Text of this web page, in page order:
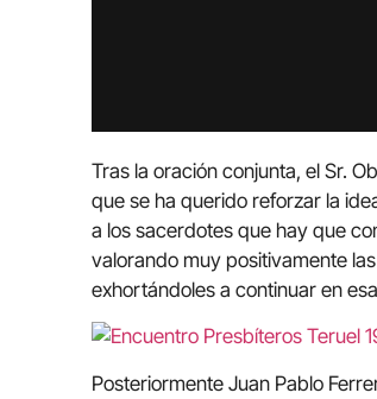
Tras la oración conjunta, el Sr.
que se ha querido reforzar la
a los sacerdotes que hay que
valorando muy positivamente
exhortándoles a continuar en
Posteriormente Juan Pablo